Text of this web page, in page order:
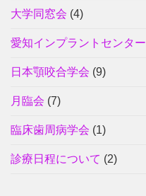
大学同窓会 (4)
愛知インプラントセンター
日本顎咬合学会 (9)
月臨会 (7)
臨床歯周病学会 (1)
診療日程について (2)